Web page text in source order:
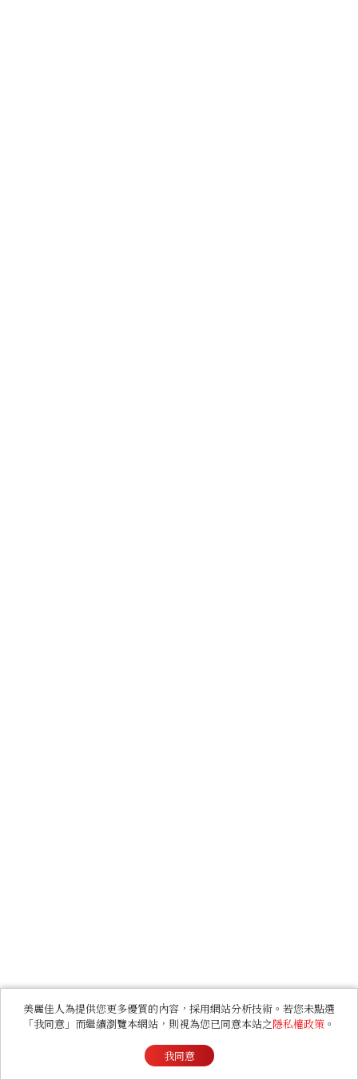
美麗佳人為提供您更多優質的內容，採用網站分析技術。若您未點選
「我同意」而繼續瀏覽本網站，則視為您已同意本站之隱私權政策 。
我同意